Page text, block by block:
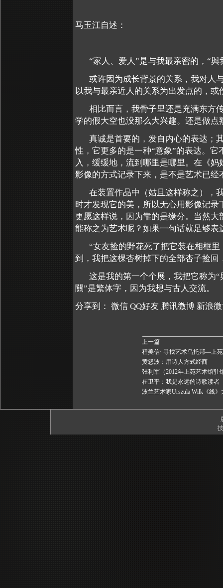
马玉江自述：
“家人、爱人”是与我最亲密的，“
或许因为成长背景的关系，我对人
以我与最亲近人的关系为出发点的，
相比而言，我骨子里还是充满东方
学的假大空也没那么大兴趣。还是做
真诚是首要的，发自内心的表达；
性，它更多的是一种“意象”的表达。
入，缓缓地，流到哪里是哪里。在《
影像的方式记录下来，是不是艺术已经
在装置作品中（姑且这样称之），
时才发现它的美，所以无心用影像记
更愿这样说，因为靠的是缘分。当然
能称之为艺术呢？如果一句话就足够
“女友捡的野花死了把它装在相框
到，我把这棵杏树掉下的全部杏子捡
这是我的第一个个展，我把它称为
關”是繁体字，因为我想与古人交流。
分享到： 微信 QQ好友 腾讯微博 新浪
上一篇
程美信· 寻找艺术乌托邦—上
黄怒波：用诗人方式经商
张利军（2012年上苑艺术馆驻
崔卫平：我是永远的诗歌读者
波兰艺术家Urszula Wilk《线